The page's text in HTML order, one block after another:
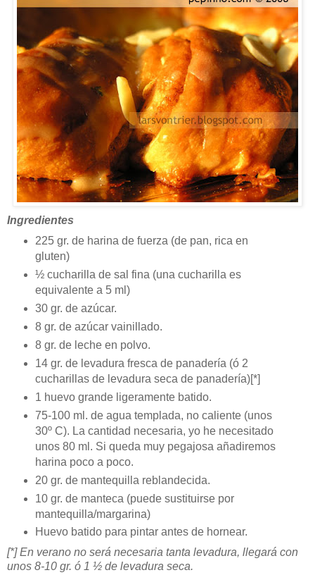
Ingredientes
225 gr. de harina de fuerza (de pan, rica en
gluten)
½ cucharilla de sal fina (una cucharilla es
equivalente a 5 ml)
30 gr. de azúcar.
8 gr. de azúcar vainillado.
8 gr. de leche en polvo.
14 gr. de levadura fresca de panadería (ó 2
cucharillas de levadura seca de panadería)[*]
1 huevo grande ligeramente batido.
75-100 ml. de agua templada, no caliente (unos
30º C). La cantidad necesaria, yo he necesitado
unos 80 ml. Si queda muy pegajosa añadiremos
harina poco a poco.
20 gr. de mantequilla reblandecida.
10 gr. de manteca (puede sustituirse por
mantequilla/margarina)
Huevo batido para pintar antes de hornear.
[*] En verano no será necesaria tanta levadura, llegará con
unos 8-10 gr. ó 1 ½ de levadura seca.